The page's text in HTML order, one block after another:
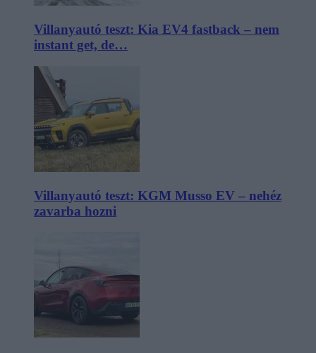
Villanyautó teszt: Kia EV4 fastback – nem
instant get, de…
Villanyautó teszt: KGM Musso EV – nehéz
zavarba hozni